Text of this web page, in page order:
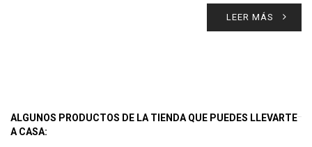
LEER MÁS
ALGUNOS PRODUCTOS DE LA TIENDA QUE PUEDES LLEVARTE
A CASA: